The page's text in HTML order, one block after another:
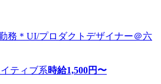
務＊UI/プロダクトデザイナー＠六
ティブ系時給1,500円〜